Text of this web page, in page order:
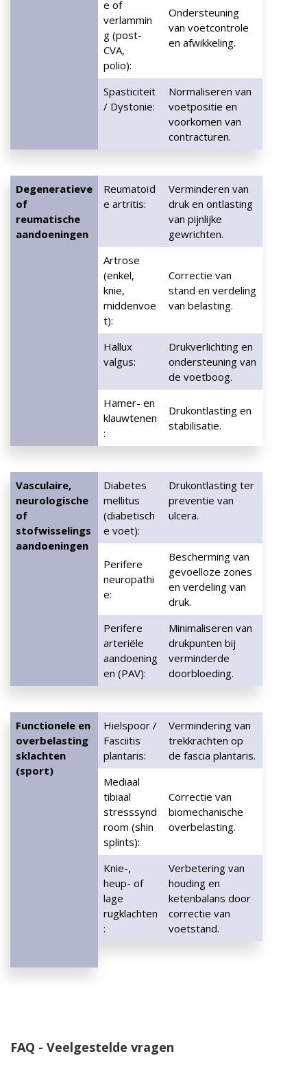
e of
verlammin
g (post-
CVA,
polio):
Ondersteuning
van voetcontrole
en afwikkeling.
Spasticiteit
/ Dystonie:
Normaliseren van
voetpositie en
voorkomen van
contracturen.
Degeneratieve
of
reumatische
aandoeningen
Reumatoïd
e artritis:
Verminderen van
druk en ontlasting
van pijnlijke
gewrichten.
Artrose
(enkel,
knie,
middenvoe
t):
Correctie van
stand en verdeling
van belasting.
Hallux
valgus:
Drukverlichting en
ondersteuning van
de voetboog.
Hamer- en
klauwtenen
:
Drukontlasting en
stabilisatie.
Vasculaire,
neurologische
of
stofwisselings
aandoeningen
Diabetes
mellitus
(diabetisch
e voet):
Drukontlasting ter
preventie van
ulcera.
Perifere
neuropathi
e:
Bescherming van
gevoelloze zones
en verdeling van
druk.
Perifere
arteriële
aandoening
en (PAV):
Minimaliseren van
drukpunten bij
verminderde
doorbloeding.
Functionele en
overbelasting
sklachten
(sport)
Hielspoor /
Fasciitis
plantaris:
Vermindering van
trekkrachten op
de fascia plantaris.
Mediaal
tibiaal
stresssynd
room (shin
splints):
Correctie van
biomechanische
overbelasting.
Knie-,
heup- of
lage
rugklachten
:
Verbetering van
houding en
ketenbalans door
correctie van
voetstand.
FAQ - Veelgestelde vragen